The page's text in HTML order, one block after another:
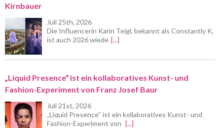
Kirnbauer
Juli 25th, 2026
Die Influencerin Karin Teigl, bekannt als Constantly K,
ist auch 2026 wiede [...]
„Liquid Presence“ ist ein kollaboratives Kunst- und
Fashion-Experiment von Franz Josef Baur
Juli 21st, 2026
„Liquid Presence“ ist ein kollaboratives Kunst- und
Fashion-Experiment von [...]